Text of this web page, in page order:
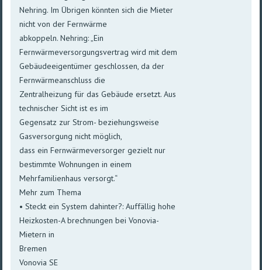
Nehring. Im Übrigen könnten sich die Mieter
nicht von der Fernwärme
abkoppeln. Nehring: „Ein
Fernwärmeversorgungsvertrag wird mit dem
Gebäudeeigentümer geschlossen, da der
Fernwärmeanschluss die
Zentralheizung für das Gebäude ersetzt. Aus
technischer Sicht ist es im
Gegensatz zur Strom- beziehungsweise
Gasversorgung nicht möglich,
dass ein Fernwärmeversorger gezielt nur
bestimmte Wohnungen in einem
Mehrfamilienhaus versorgt.“
Mehr zum Thema
• Steckt ein System dahinter?: Auffällig hohe
Heizkosten-A brechnungen bei Vonovia-
Mietern in
Bremen
Vonovia SE